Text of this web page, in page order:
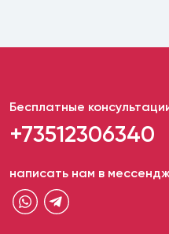
Бесплатные
+73512306340
написать нам в